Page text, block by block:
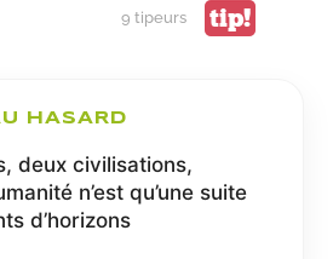
9 tipeurs tip!
HASARD
deux civilisations,
n’est qu’une suite
d’horizons